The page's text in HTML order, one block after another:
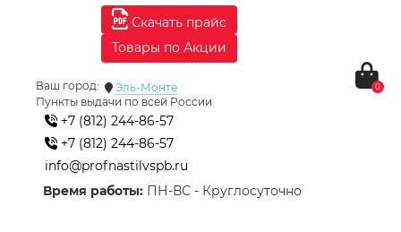
Скачать прайс
Товары по Акции
Ваш город:
Эль-Монте
Пункты выдачи по всей России
+7 (812) 244-86-57
+7 (812) 244-86-57
info@profnastilvspb.ru
Время работы: ПН-ВС - Круглосуточно
0